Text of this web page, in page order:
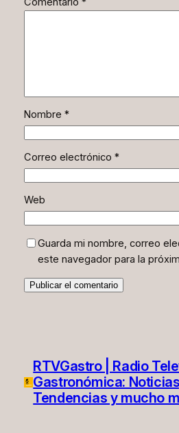
Nombre *
Correo electrónico *
Web
Guarda mi nombre, correo
este navegador para la
RTVGastro | Radio
Gastronómica:
Tendencias y mucho